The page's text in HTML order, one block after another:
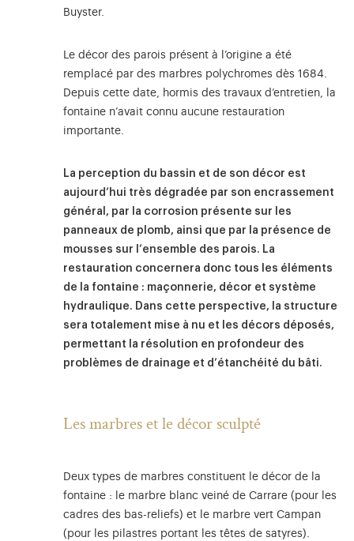
Buyster.
Le décor des parois présent à l’origine a été
remplacé par des marbres polychromes dès 1684.
Depuis cette date, hormis des travaux d’entretien, la
fontaine n’avait connu aucune restauration
importante.
La perception du bassin et de son décor est
aujourd’hui très dégradée par son encrassement
général, par la corrosion présente sur les
panneaux de plomb, ainsi que par la présence de
mousses sur l’ensemble des parois. La
restauration concernera donc tous les éléments
de la fontaine : maçonnerie, décor et système
hydraulique. Dans cette perspective, la structure
sera totalement mise à nu et les décors déposés,
permettant la résolution en profondeur des
problèmes de drainage et d’étanchéité du bâti.
Les marbres et le décor sculpté
Deux types de marbres constituent le décor de la
fontaine : le marbre blanc veiné de Carrare (pour les
cadres des bas-reliefs) et le marbre vert Campan
(pour les pilastres portant les têtes de satyres).